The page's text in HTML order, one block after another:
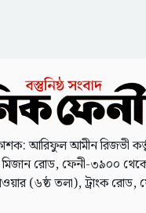
আরিফুল আমীন রিজভী
রোড, ফেনী-৩৯০০
(৬ষ্ঠ তলা), ট্রাংক রোড,